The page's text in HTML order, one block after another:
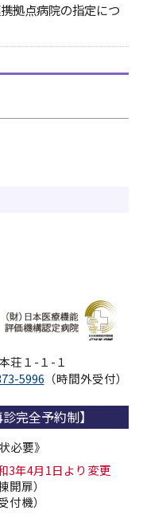
拠点病院の指定につ
荘１-１-１
5996 （時間外受付）
診完全予約制】
必要》
3年4月1日より変更
開扉）
機）